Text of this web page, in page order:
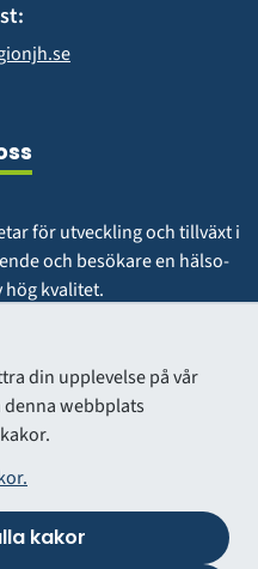
din upplevelse på vår
denna webbplats
kakor
för utveckling och tillväxt i
och besökare en hälso-
hög kvalitet.
att längta till och växa i.